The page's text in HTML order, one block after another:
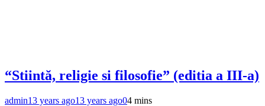
“Stiintă, religie si filosofie” (editia a III-a)
admin13 years ago13 years ago04 mins